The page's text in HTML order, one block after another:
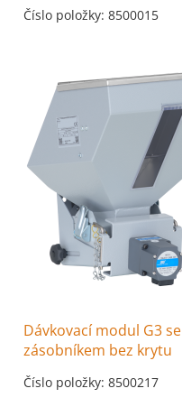
Číslo položky: 8500015
Dávkovací modul G3 se
zásobníkem bez krytu
Číslo položky: 8500217